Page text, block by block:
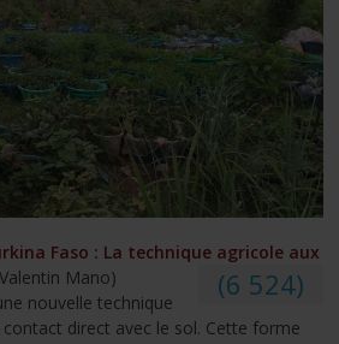
Faso : La technique agricole aux
Mano) (6 524)
nouvelle technique
direct avec le sol. Cette forme